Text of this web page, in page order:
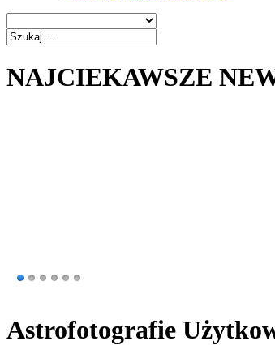
NAJCIEKAWSZE
Astrofotografie